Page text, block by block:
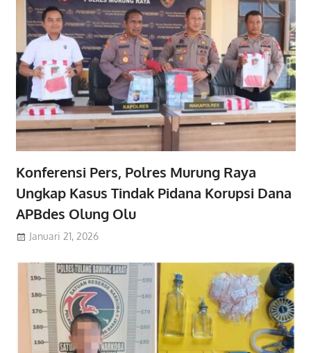
Konferensi Pers, Polres Murung Raya
Ungkap Kasus Tindak Pidana Korupsi Dana
APBdes Olung Olu
Januari 21, 2026